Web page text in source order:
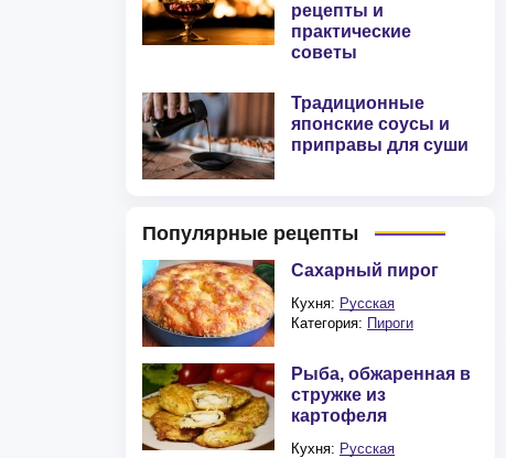
рецепты и
практические
советы
Традиционные
японские соусы и
приправы для суши
Популярные рецепты
Сахарный пирог
Кухня: Русская
Категория: Пироги
Рыба, обжаренная в
стружке из
картофеля
Кухня: Русская